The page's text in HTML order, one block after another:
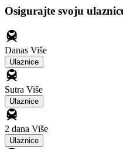
Osigurajte svoju
Danas Više
Ulaznice
Sutra Više
Ulaznice
2 dana Više
Ulaznice